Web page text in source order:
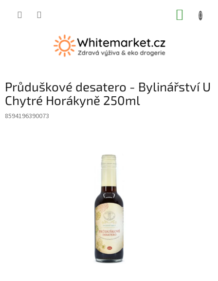
Průduškové desatero - Bylinářství U
Chytré Horákyně 250ml
8594196390073